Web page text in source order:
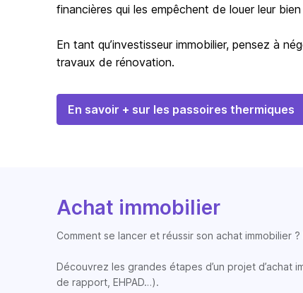
financières qui les empêchent de louer leur
En tant qu’investisseur immobilier, pensez à
travaux de rénovation.
En savoir + sur les passoires thermiques
Achat immobilier
Comment se lancer et réussir son achat immobilier
Découvrez les grandes étapes d’un projet d’achat
de rapport, EHPAD…).